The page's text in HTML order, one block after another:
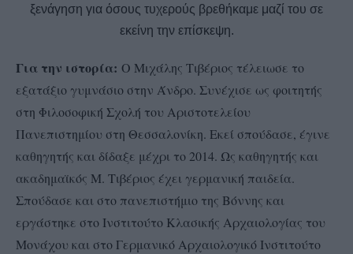
ξενάγηση για όσους τυχερούς βρεθήκαμε μαζί του σε
εκείνη την επίσκεψη.
Για την ιστορία: Ο Μιχάλης Τιβέριος τέλειωσε το
εξατάξιο γυμνάσιο στην Άνδρο. Συνέχισε ως φοιτητής
στη Φιλοσοφική Σχολή του Αριστοτελείου
Πανεπιστημίου στη Θεσσαλονίκη. Εκεί σπούδασε, έγινε
καθηγητής και δίδαξε μέχρι το 2014. Ως καθηγητής και
ακαδημαϊκός Μ. Τιβέριος έχει γερμανική παιδεία.
Σπούδασε και στο πανεπιστήμιο της Βόννης και
εργάστηκε στο Ινστιτούτο Κλασικής Αρχαιολογίας του
Μονάχου και στο Γερμανικό Αρχαιολογικό Ινστιτούτο